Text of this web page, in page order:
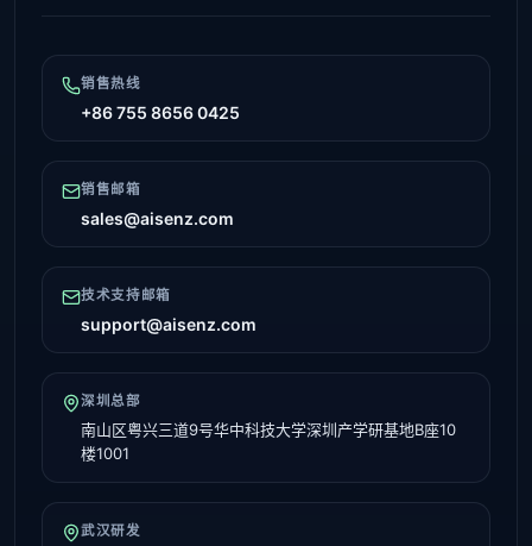
销售热线
+86 755 8656 0425
销售邮箱
sales@aisenz.com
技术支持邮箱
support@aisenz.com
深圳总部
南山区粤兴三道9号华中科技大学深圳产学研基地B座10
楼1001
武汉研发